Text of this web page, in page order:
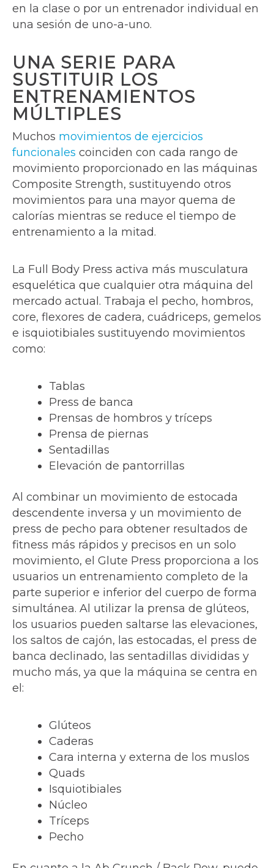
en la clase o por un entrenador individual en
una sesión de uno-a-uno.
UNA SERIE PARA
SUSTITUIR LOS
ENTRENAMIENTOS
MÚLTIPLES
Muchos movimientos de ejercicios
funcionales coinciden con cada rango de
movimiento proporcionado en las máquinas
Composite Strength, sustituyendo otros
movimientos para una mayor quema de
calorías mientras se reduce el tiempo de
entrenamiento a la mitad.
La Full Body Press activa más musculatura
esquelética que cualquier otra máquina del
mercado actual. Trabaja el pecho, hombros,
core, flexores de cadera, cuádriceps, gemelos
e isquiotibiales sustituyendo movimientos
como:
Tablas
Press de banca
Prensas de hombros y tríceps
Prensa de piernas
Sentadillas
Elevación de pantorrillas
Al combinar un movimiento de estocada
descendente inversa y un movimiento de
press de pecho para obtener resultados de
fitness más rápidos y precisos en un solo
movimiento, el Glute Press proporciona a los
usuarios un entrenamiento completo de la
parte superior e inferior del cuerpo de forma
simultánea. Al utilizar la prensa de glúteos,
los usuarios pueden saltarse las elevaciones,
los saltos de cajón, las estocadas, el press de
banca declinado, las sentadillas divididas y
mucho más, ya que la máquina se centra en
el:
Glúteos
Caderas
Cara interna y externa de los muslos
Quads
Isquiotibiales
Núcleo
Tríceps
Pecho